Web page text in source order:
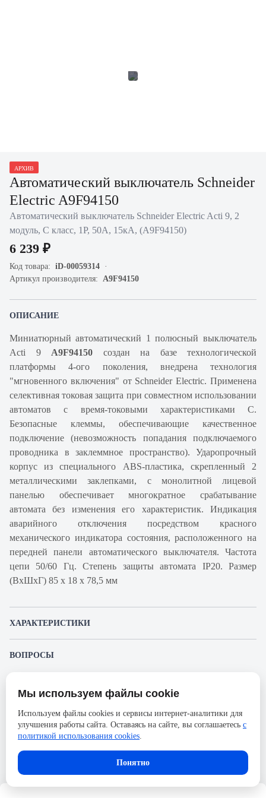
АРХИВ
Автоматический выключатель Schneider
Electric A9F94150
Автоматический выключатель Schneider Electric Acti 9, 2
модуль, C класс, 1P, 50А, 15кА, (A9F94150)
6 239 ₽
Код товара: iD-00059314
Артикул производителя: A9F94150
ОПИСАНИЕ
Миниатюрный автоматический 1 полюсный выключатель
Acti 9 A9F94150 создан на базе технологической
платформы 4-ого поколения, внедрена технология
"мгновенного включения" от Schneider Electric. Применена
селективная токовая защита при совместном использовании
автоматов с время-токовыми характеристиками C.
Безопасные клеммы, обеспечивающие качественное
подключение (невозможность попадания подключаемого
проводника в заклеммное пространство). Ударопрочный
корпус из специального ABS-пластика, скрепленный 2
металлическими заклепками, с монолитной лицевой
панелью обеспечивает многократное срабатывание
автомата без изменения его характеристик. Индикация
аварийного отключения посредством красного
механического индикатора состояния, расположенного на
передней панели автоматического выключателя. Частота
цепи 50/60 Гц. Степень защиты автомата IP20. Размер
(ВхШхГ) 85 х 18 х 78,5 мм
ХАРАКТЕРИСТИКИ
Производитель
Серия
Acti 9
Номинальный ток
Напряжение, В
72
Количество полюсов
ВОПРОСЫ
Пожалуйста, авторизуйтесь, чтобы иметь
возможность оставлять вопросы.
Представленные изображения и характеристики могут отличаться от реального
без предварительного уведомления. Компания АйДистрибьют не несёт
ответственности в случае не соответствия текущей модели товаров фотографиям,
размещённым в карточке товара.
Мы используем файлы cookie
Используем файлы cookies и сервисы интернет-аналитики для
улучшения работы сайта. Оставаясь на сайте, вы соглашаетесь с
политикой использования cookies.
Понятно